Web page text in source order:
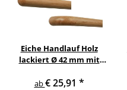
Eiche Handlauf Holz
lackiert Ø 42 mm mit
Handlaufhalter
ab€ 25,91 *